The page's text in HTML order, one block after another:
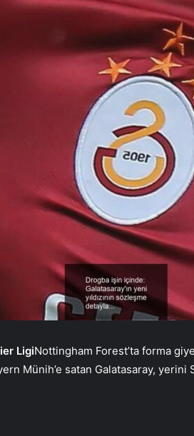
LigiNottingham Forest’ta forma
Münih’e satan Galatasaray, yerini